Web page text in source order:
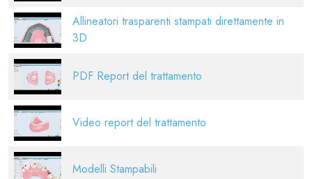
Allineatori trasparenti stampati direttamente in
3D
PDF Report del trattamento
Video report del trattamento
Modelli Stampabili